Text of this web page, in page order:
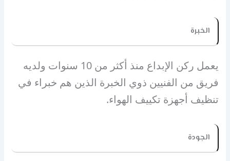
الخبرة
يعمل ركن الإبداع منذ أكثر من 10 سنوات ولديه
فريق من الفنيين ذوي الخبرة الذين هم خبراء في
تنظيف أجهزة تكييف الهواء.
الجودة